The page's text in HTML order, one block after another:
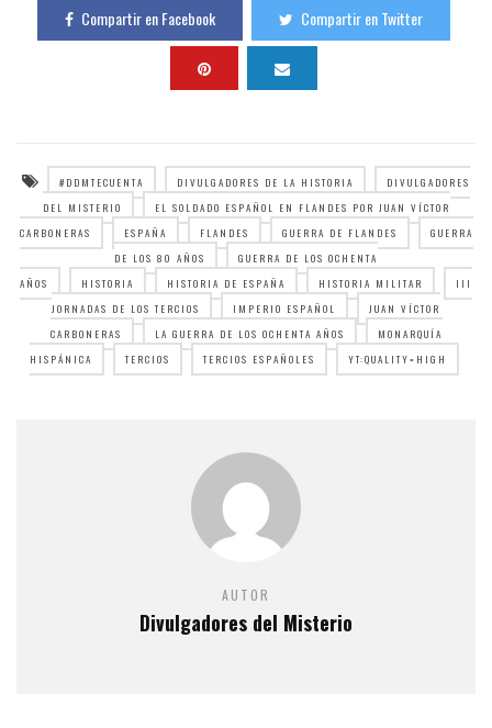
Compartir en Facebook Compartir en Twitter
#DDMTECUENTA DIVULGADORES DE LA HISTORIA
DIVULGADORES
DEL MISTERIO
EL SOLDADO ESPAÑOL EN FLANDES POR JUAN VÍCTOR
CARBONERAS
ESPAÑA FLANDES GUERRA DE FLANDES
GUERRA
DE LOS 80 AÑOS
GUERRA DE LOS OCHENTA
AÑOS
HISTORIA HISTORIA DE ESPAÑA HISTORIA MILITAR
III
JORNADAS DE LOS TERCIOS
IMPERIO ESPAÑOL
JUAN VÍCTOR
CARBONERAS
LA GUERRA DE LOS OCHENTA AÑOS
MONARQUÍA
HISPÁNICA
TERCIOS TERCIOS ESPAÑOLES YT:QUALITY=HIGH
AUTOR
Divulgadores del Misterio